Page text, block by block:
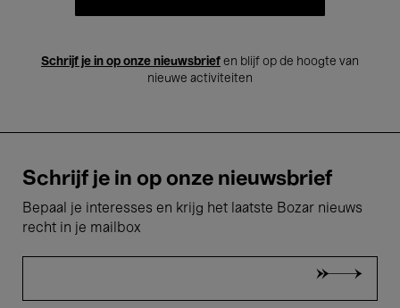
Schrijf je in op onze nieuwsbrief en blijf op de hoogte van
nieuwe activiteiten
Schrijf je in op onze nieuwsbrief
Bepaal je interesses en krijg het laatste Bozar nieuws
recht in je mailbox